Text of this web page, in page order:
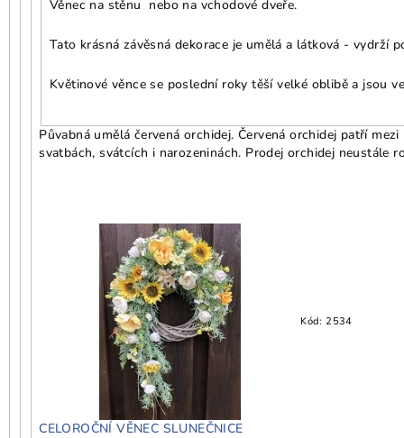
Věnec na stěnu nebo na vchodové dveře.
Tato krásná závěsná dekorace je umělá a látková - vydrží
Květinové věnce se poslední roky těší velké oblibě a jsou
Půvabná umělá červená orchidej. Červená orchidej patří
svatbách, svátcích i narozeninách. Prodej orchidej neustále
Kód: 2534
CELOROČNÍ VĚNEC SLUNEČNICE